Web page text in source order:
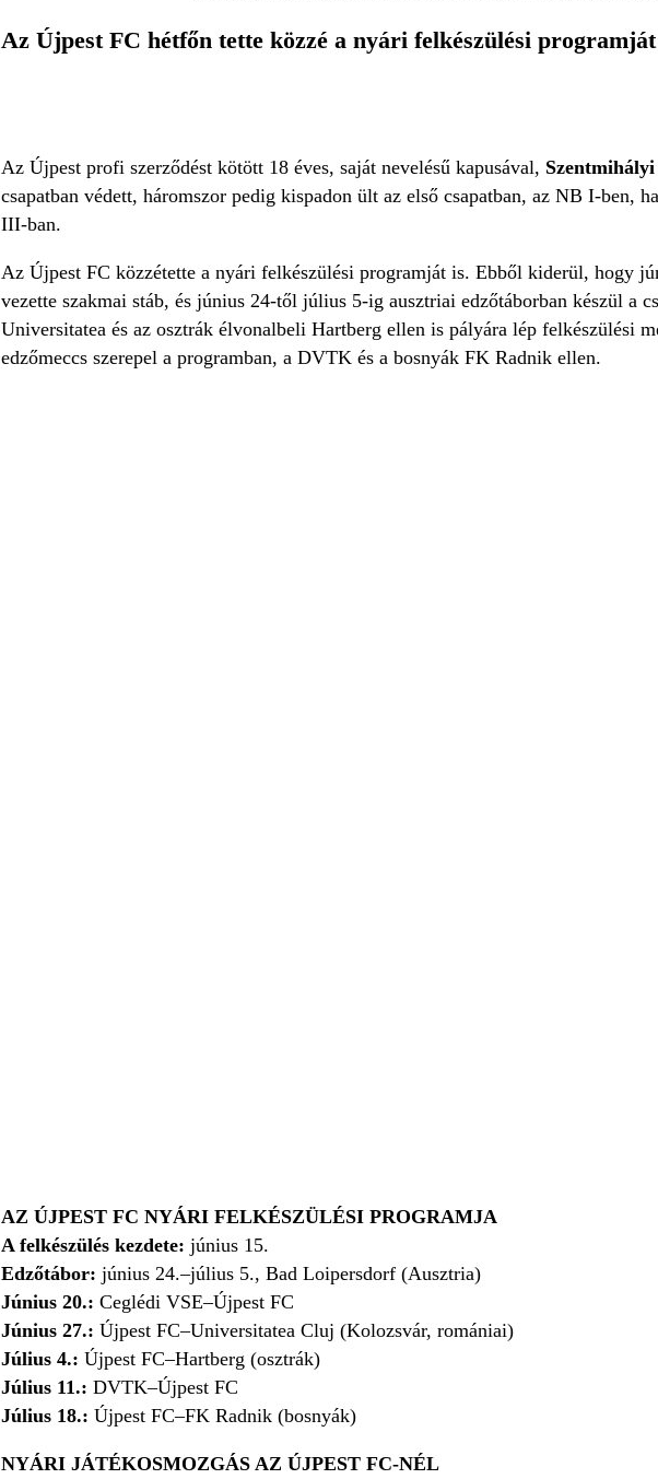
Az Újpest FC hétfőn tette közzé a nyári felkészülési
Az Újpest profi szerződést kötött 18 éves, saját nevelésű kapusával,
csapatban védett, háromszor pedig kispadon ült az első csapatban, az NB I-ben,
III-ban.
Az Újpest FC közzétette a nyári felkészülési programját is. Ebből kiderül, hogy
vezette szakmai stáb, és június 24-től július 5-ig ausztriai edzőtáborban készül a
Universitatea és az osztrák élvonalbeli Hartberg ellen is pályára lép felkészülési
edzőmeccs szerepel a programban, a DVTK és a bosnyák FK Radnik ellen.
AZ ÚJPEST FC NYÁRI FELKÉSZÜLÉSI PROGRAMJA
A felkészülés kezdete: június 15.
Edzőtábor: június 24.–július 5., Bad Loipersdorf (Ausztria)
Június 20.: Ceglédi VSE–Újpest FC
Június 27.: Újpest FC–Universitatea Cluj (Kolozsvár, romániai)
Július 4.: Újpest FC–Hartberg (osztrák)
Július 11.: DVTK–Újpest FC
Július 18.: Újpest FC–FK Radnik (bosnyák)
NYÁRI JÁTÉKOSMOZGÁS AZ ÚJPEST FC-NÉL